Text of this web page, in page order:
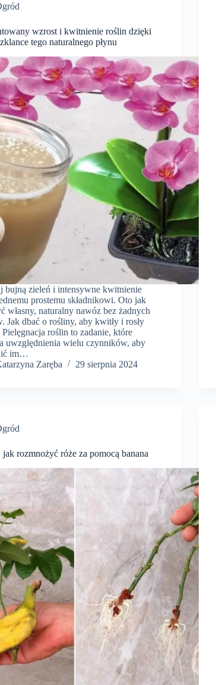
wzrost i kwitnienie roślin dzięki
tego naturalnego płynu
bujną zieleń i intensywne kwitnienie
prostemu składnikowi. Oto jak
własny, naturalny nawóz bez żadnych
Jak dbać o rośliny, aby kwitły i rosły
roślin to zadanie, które
uwzględnienia wielu czynników, aby
im…
Zaręba
29 sierpnia 2024
rozmnożyć róże za pomocą banana